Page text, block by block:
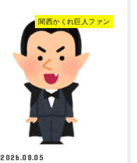
関西かくれ巨人ファン
2026.08.05